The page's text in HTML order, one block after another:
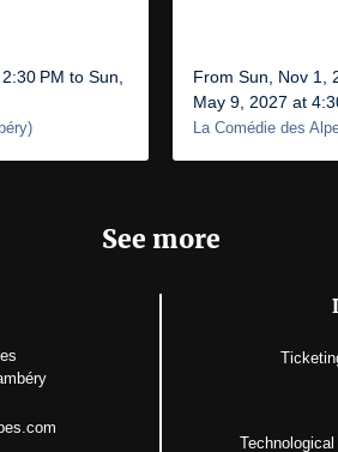
PM to Sun,
)
From Sun, Nov 1,
May 9, 2027 at
La Comédie des
See more